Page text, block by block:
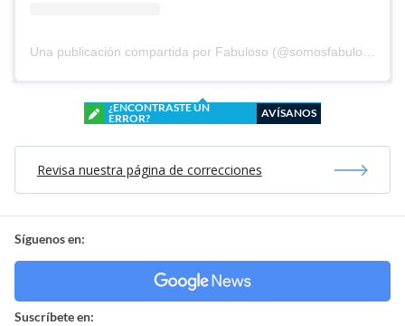
Una publicación compartida por Fabuloso (@somosfabuloso)
¿ENCONTRASTE UN
ERROR?
AVÍSANOS
Revisa nuestra página de correcciones
Síguenos en:
Suscríbete en: